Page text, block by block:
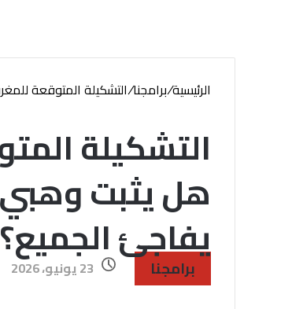
الرئيسية/برامجنا/التشكيلة المتوقعة
التشكيلة
هل يثبت
يفاجئ الجميع؟
برامجنا 23 يونيو، 2026